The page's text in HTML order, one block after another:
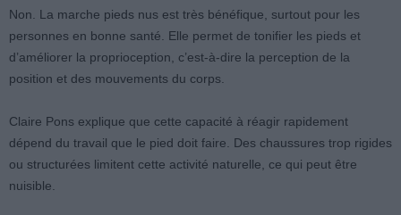
Non. La marche pieds nus est très bénéfique, surtout pour les
personnes en bonne santé. Elle permet de tonifier les pieds et
d’améliorer la proprioception, c’est-à-dire la perception de la
position et des mouvements du corps.
Claire Pons explique que cette capacité à réagir rapidement
dépend du travail que le pied doit faire. Des chaussures trop rigides
ou structurées limitent cette activité naturelle, ce qui peut être
nuisible.